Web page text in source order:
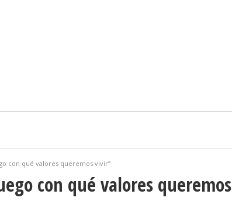
con qué valores queremos vivir”
con qué valores queremos